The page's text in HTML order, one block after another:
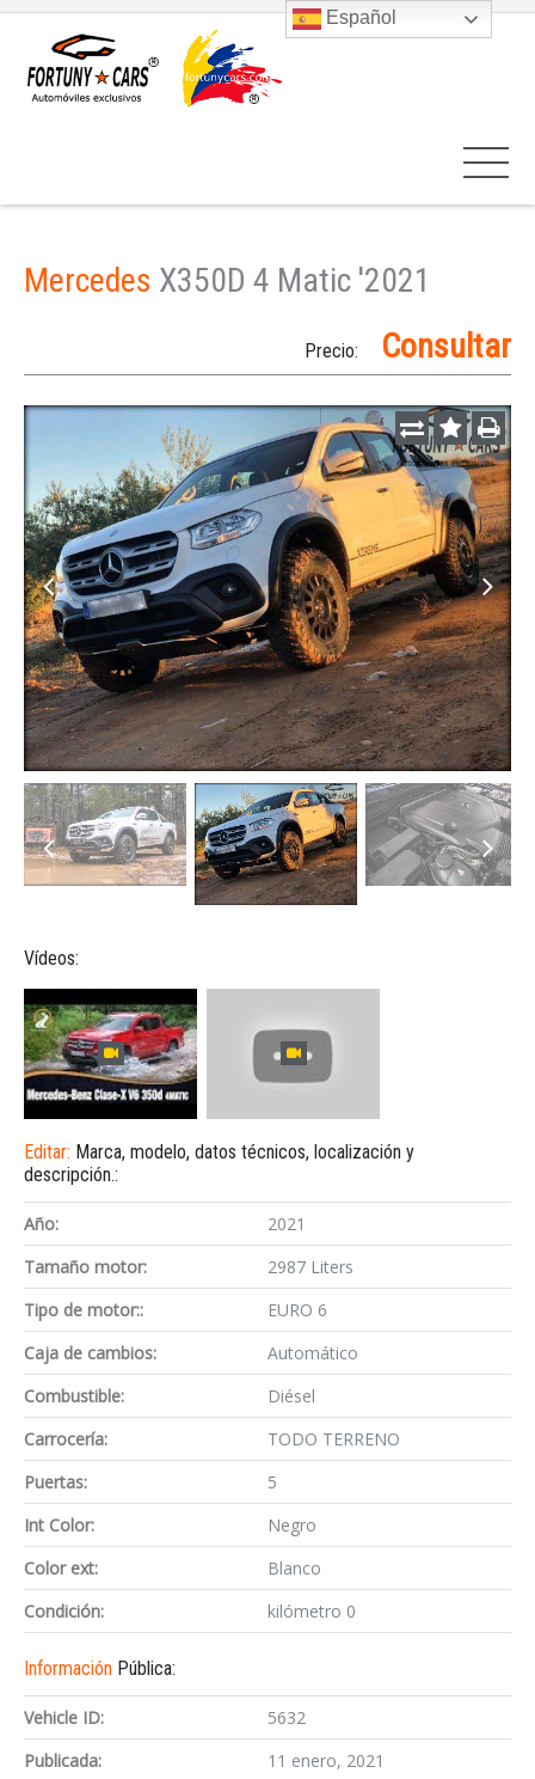
Mercedes X350D 4 Matic '2021
Precio: Consultar
Vídeos:
Editar: Marca, modelo, datos técnicos, localización y
descripción.:
Año:
2021
Tamaño motor:
2987 Liters
Tipo de motor::
EURO 6
Caja de cambios:
Automático
Combustible:
Diésel
Carrocería:
TODO TERRENO
Puertas:
5
Int Color:
Negro
Color ext:
Blanco
Condición:
kilómetro 0
Información Pública:
Vehicle ID:
5632
Publicada:
11 enero, 2021
Español